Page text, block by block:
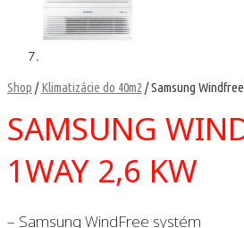
Shop /Klimatizácie do 40m2 / Samsung
SAMSUNG
1WAY 2,6 KW
– Samsung WindFree systém